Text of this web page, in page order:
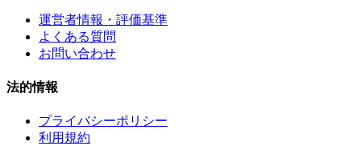
運営者情報・評価基準
よくある質問
お問い合わせ
法的情報
プライバシーポリシー
利用規約